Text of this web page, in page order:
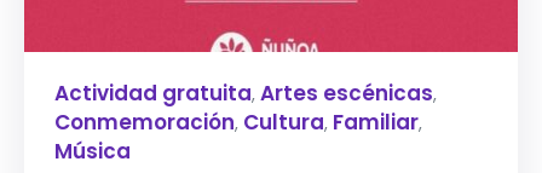
Actividad gratuita, Artes escénicas,
Conmemoración, Cultura, Familiar,
Música